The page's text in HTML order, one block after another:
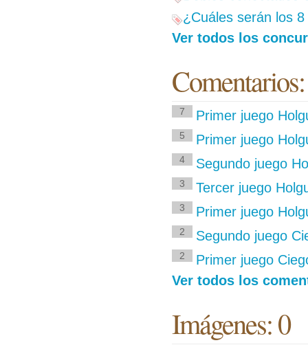
¿Cuáles serán los
Ver todos los
7 Primer juego
5 Primer juego
4 Segundo juego
3 Tercer juego
3 Primer juego
2 Segundo juego
2
Primer juego
Ver todos los
Imágenes: 0